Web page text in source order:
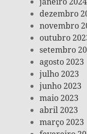
dezembro
novembro
outubro
setembro
agosto 2023
julho 2023
junho 2023
maio 2023
abril 2023
março 2023